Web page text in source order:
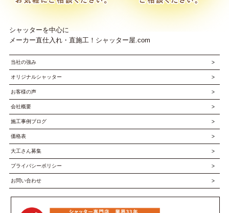
シャッターを中心に
メーカー直仕入れ・直施工！シャッター屋.com
当社の強み
オリジナルシャッター
お客様の声
会社概要
施工事例ブログ
価格表
大工さん募集
プライバシーポリシー
お問い合わせ